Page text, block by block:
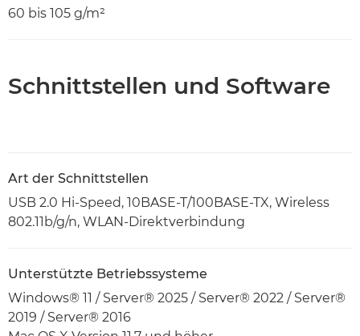
60 bis 105 g/m²
Schnittstellen und Software
Art der Schnittstellen
USB 2.0 Hi-Speed, 10BASE-T/100BASE-TX, Wireless
802.11b/g/n, WLAN-Direktverbindung
Unterstützte Betriebssysteme
Windows® 11 / Server® 2025 / Server® 2022 / Server®
2019 / Server® 2016